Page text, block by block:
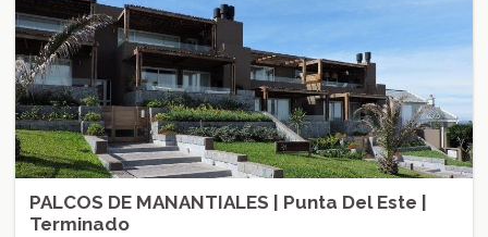
PALCOS DE MANANTIALES | Punta Del Este |
Terminado